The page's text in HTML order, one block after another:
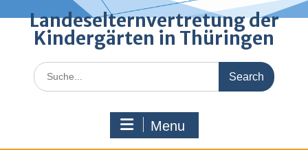
Landeselternvertretung der
Kindergärten in Thüringen
Search
for:
Menu